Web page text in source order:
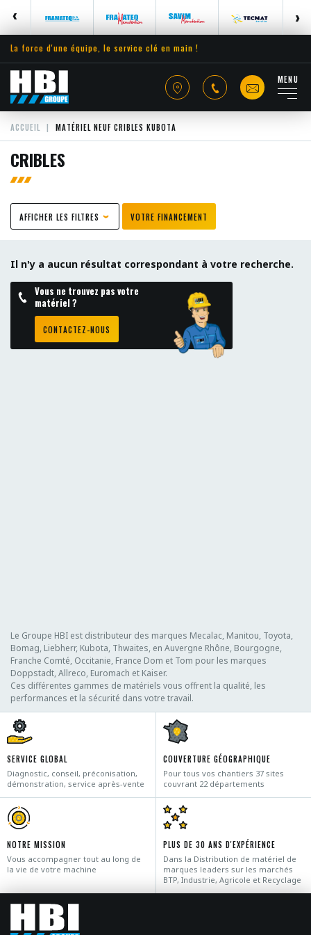
La force d'une équipe, le service clé en main !
MENU
ACCUEIL MATÉRIEL NEUF CRIBLES KUBOTA
CRIBLES
AFFICHER LES FILTRES VOTRE FINANCEMENT
Il n'y a aucun résultat correspondant à votre recherche.
Vous ne trouvez pas votre
matériel ?
CONTACTEZ-NOUS
Le Groupe HBI est distributeur des marques Mecalac, Manitou, Toyota,
Bomag, Liebherr, Kubota, Thwaites, en Auvergne Rhône, Bourgogne,
Franche Comté, Occitanie, France Dom et Tom pour les marques
Doppstadt, Allreco, Euromach et Kaiser.
Ces différentes gammes de matériels vous offrent la qualité, les
performances et la sécurité dans votre travail.
SERVICE GLOBAL
Diagnostic, conseil, préconisation,
démonstration, service après-vente
COUVERTURE GÉOGRAPHIQUE
Pour tous vos chantiers 37 sites
couvrant 22 départements
NOTRE MISSION
Vous accompagner tout au long de
la vie de votre machine
PLUS DE 30 ANS D'EXPÉRIENCE
Dans la Distribution de matériel de
marques leaders sur les marchés
BTP, Industrie, Agricole et Recyclage